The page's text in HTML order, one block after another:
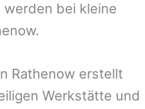
werden bei kleine
.
Rathenow erstellt
Werkstätte und